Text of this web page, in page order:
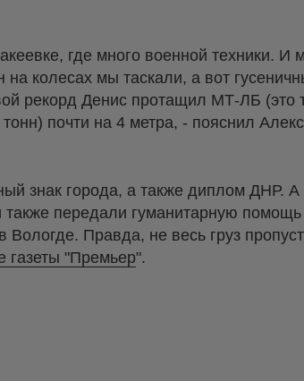
где много военной техники. И
колесах мы таскали, а вот
рекорд Денис протащил МТ-ЛБ (это
почти на 4 метра, - пояснил
знак города, а также диплом ДНР. А
передали гуманитарную
Правда, не весь груз
газеты "Премьер".